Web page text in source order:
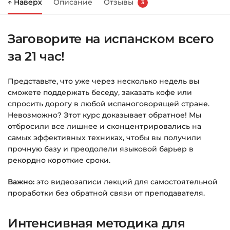
Справа появится корзина — нажмите
Заполните все поля (почта и пароль).
Оплатите удобным способом (более 8
После оплаты появится страница
благодарности с кнопкой«Перейти к
загрузкам». Нажмите её — и откроется
страница с курсами.
Дополнительно ссылка на курс придёт вам
на email.
Доступ к курсам: без ограничений по
времени.
Подробнее об оплате и безопасности — в
↑ Наверх Описание Отзывы 3
Заговорите на испанском всего
за 21 час!
Представьте, что уже через несколько недель вы
сможете поддержать беседу, заказать кофе или
спросить дорогу в любой испаноговорящей стране.
Невозможно? Этот курс доказывает обратное! Мы
отбросили все лишнее и сконцентрировались на
самых эффективных техниках, чтобы вы получили
прочную базу и преодолели языковой барьер в
рекордно короткие сроки.
Важно: это видеозаписи лекций для самостоятельной
проработки без обратной связи от преподавателя.
Интенсивная методика для